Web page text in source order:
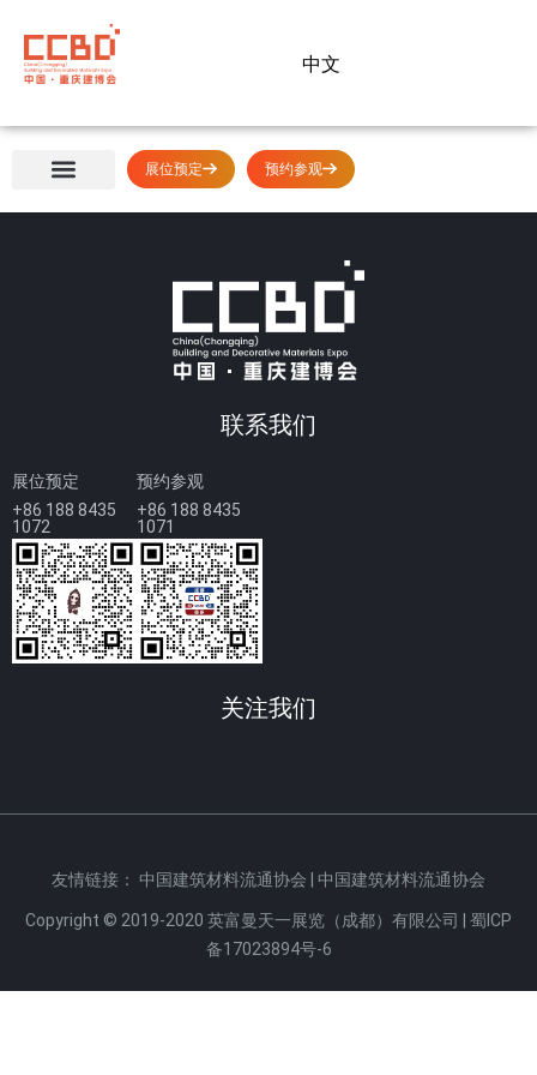
中文
展位预定 预约参观
联系我们
展位预定
+86 188 8435
1072
预约参观
+86 188 8435
1071
关注我们
友情链接： 中国建筑材料流通协会 | 中国建筑材料流通协会
Copyright © 2019-2020 英富曼天一展览（成都）有限公司 | 蜀ICP
备17023894号-6